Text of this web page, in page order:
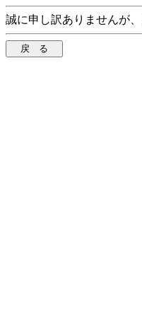
誠に申し訳ありませんが